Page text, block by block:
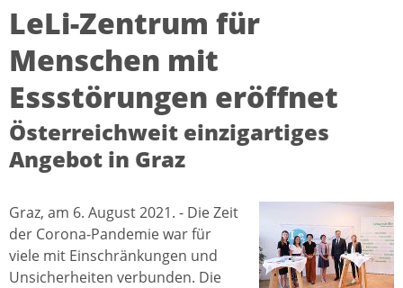
LeLi-Zentrum für
Menschen mit
Essstörungen eröffnet
Österreichweit einzigartiges
Angebot in Graz
Graz, am 6. August 2021. - Die Zeit
der Corona-Pandemie war für
viele mit Einschränkungen und
Unsicherheiten verbunden. Die